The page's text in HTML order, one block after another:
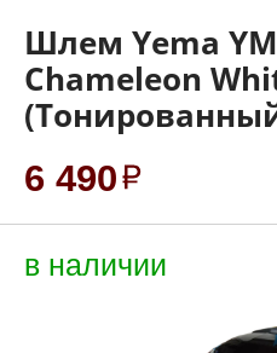
Шлем Yema
Chameleon
6 490
в наличии